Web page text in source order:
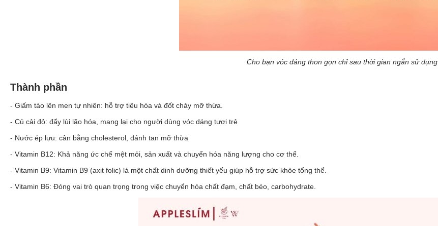
Cho bạn vóc dáng thon gọn chỉ sau thời gian ngắn sử dụng
Thành phần
- Giấm táo lên men tự nhiên: hỗ trợ tiêu hóa và đốt cháy mỡ thừa.
- Củ cải đỏ: đẩy lùi lão hóa, mang lại cho người dùng vóc dáng tươi trẻ
- Nước ép lựu: cân bằng cholesterol, đánh tan mỡ thừa
- Vitamin B12: Khả năng ức chế mệt mỏi, sản xuất và chuyển hóa năng lượng cho cơ thể.
- Vitamin B9: Vitamin B9 (axit folic) là một chất dinh dưỡng thiết yếu giúp hỗ trợ sức khỏe tổng thể.
- Vitamin B6: Đóng vai trò quan trọng trong việc chuyển hóa chất đạm, chất béo, carbohydrate.